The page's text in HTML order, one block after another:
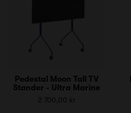
Pedestal Moon Tall TV
Stander - Ultra Marine
2 700,00 kr